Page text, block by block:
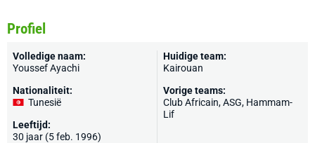
Profiel
Volledige naam:
Youssef Ayachi
Nationaliteit:
Tunesië
Leeftijd:
30 jaar (5 feb. 1996)
Huidige team:
Kairouan
Vorige teams:
Club Africain, ASG, Hammam-
Lif